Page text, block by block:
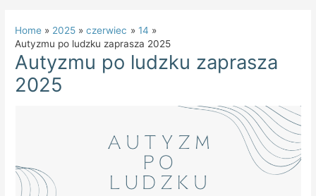
Home 2025 czerwiec
14
Autyzmu po ludzku zaprasza 2025
Autyzmu po ludzku zaprasza
2025